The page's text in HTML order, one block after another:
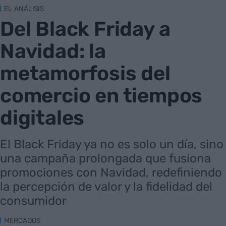
EL ANÁLISIS
Del Black Friday a
Navidad: la
metamorfosis del
comercio en tiempos
digitales
El Black Friday ya no es solo un día, sino
una campaña prolongada que fusiona
promociones con Navidad, redefiniendo
la percepción de valor y la fidelidad del
consumidor
MERCADOS